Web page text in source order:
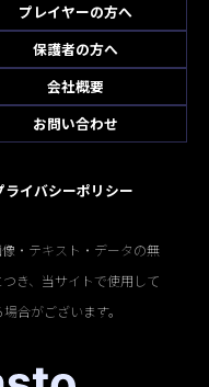
プレイヤーの方へ
保護者の方へ
会社概要
お問い合わせ
ライバシーポリシー
・テキスト・データの無
き、当サイトで使用して
合がございます。